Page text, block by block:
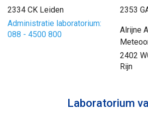
2334 CK Leiden
Administratie laboratorium:
088 - 4500 800
2353
Alrijne
2402
Rijn
Laboratorium